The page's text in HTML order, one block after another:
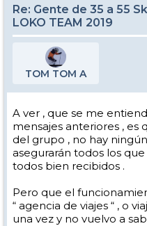
Re: Gente de 35 a 55
LOKO TEAM 2019
TOM TOM A
A ver , que se me
mensajes anteriores , es
del grupo , no hay
asegurarán todos los
todos bien recibidos .
Pero que el
“ agencia de viajes “ , o
una vez y no vuelvo a